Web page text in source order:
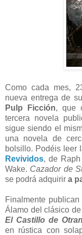
Como cada mes,
nueva entrega de
Pulp Ficción, que
tercera novela
sigue siendo el
una novela de
bolsillo. Podéis leer
Revividos, de
Wake. Cazador de
se podrá adquirir a
Finalmente
Álamo del clásico
El Castillo de
en rústica con